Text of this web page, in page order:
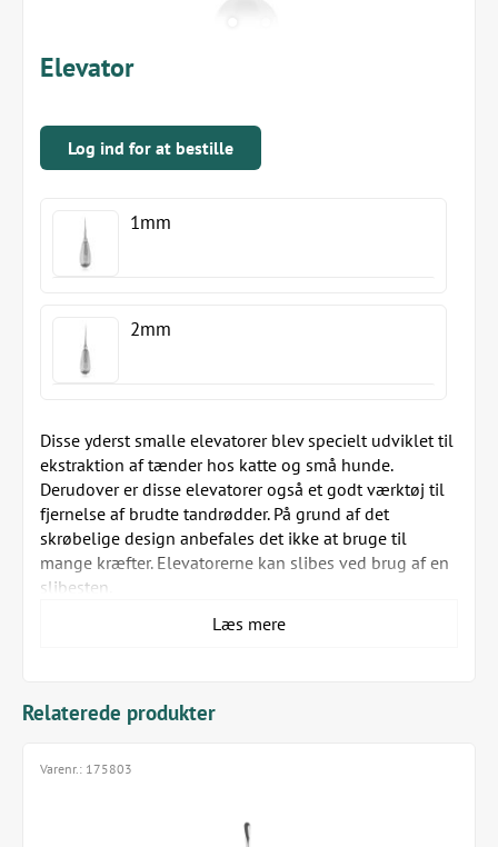
Elevator
Log ind for at bestille
1mm
2mm
Disse yderst smalle elevatorer blev specielt udviklet til
ekstraktion af tænder hos katte og små hunde.
Derudover er disse elevatorer også et godt værktøj til
fjernelse af brudte tandrødder. På grund af det
skrøbelige design anbefales det ikke at bruge til
mange kræfter. Elevatorerne kan slibes ved brug af en
slibesten.
Læs mere
Relaterede produkter
Varenr.: 175803